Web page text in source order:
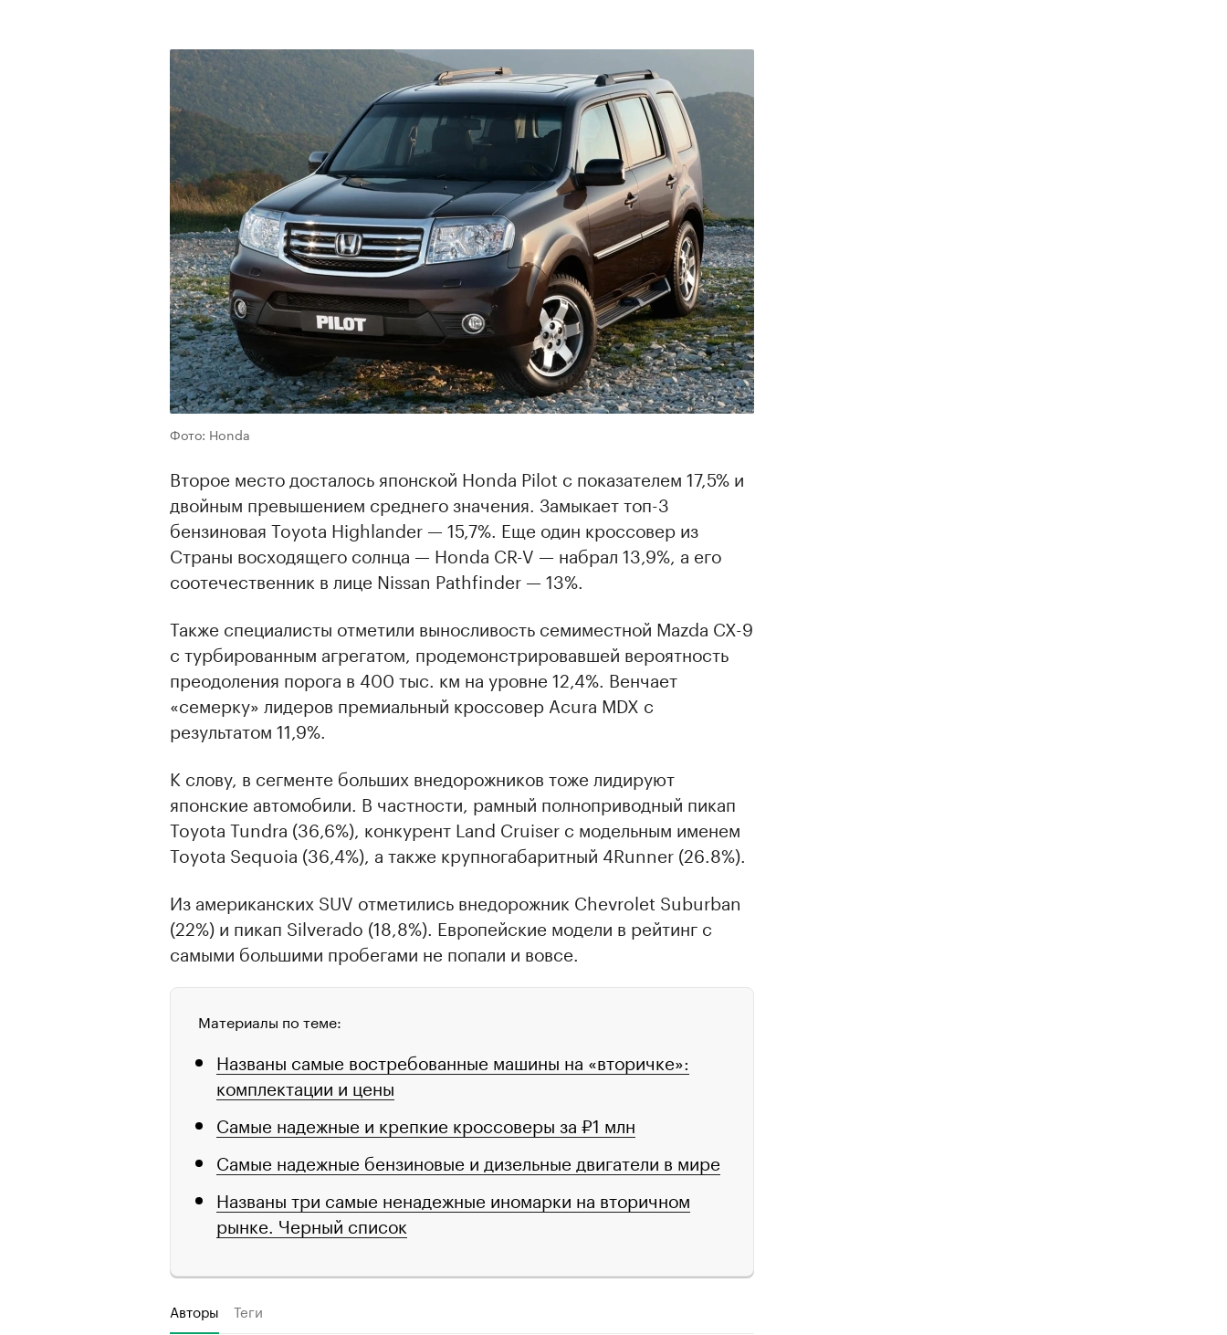
Фото: Honda
Второе место досталось японской Honda Pilot с показателем 17,5% и
двойным превышением среднего значения. Замыкает топ-3
бензиновая Toyota Highlander — 15,7%. Еще один кроссовер из
Страны восходящего солнца — Honda CR-V — набрал 13,9%, а его
соотечественник в лице Nissan Pathfinder — 13%.
Также специалисты отметили выносливость семиместной Mazda CX-9
с турбированным агрегатом, продемонстрировавшей вероятность
преодоления порога в 400 тыс. км на уровне 12,4%. Венчает
«семерку» лидеров премиальный кроссовер Acura MDX с
результатом 11,9%.
К слову, в сегменте больших внедорожников тоже лидируют
японские автомобили. В частности, рамный полноприводный пикап
Toyota Tundra (36,6%), конкурент Land Cruiser с модельным именем
Toyota Sequoia (36,4%), а также крупногабаритный 4Runner (26.8%).
Из американских SUV отметились внедорожник Chevrolet Suburban
(22%) и пикап Silverado (18,8%). Европейские модели в рейтинг с
самыми большими пробегами не попали и вовсе.
Материалы по теме:
Названы самые востребованные машины на «вторичке»:
комплектации и цены
Самые надежные и крепкие кроссоверы за ₽1 млн
Самые надежные бензиновые и дизельные двигатели в мире
Названы три самые ненадежные иномарки на вторичном
рынке. Черный список
Авторы Теги